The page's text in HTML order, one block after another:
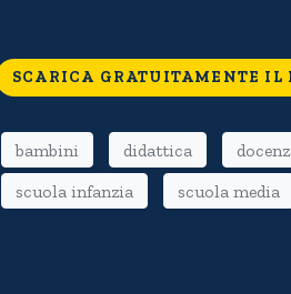
SCARICA GRATUITAMENTE IL
bambini didattica
scuola infanzia
scuola media